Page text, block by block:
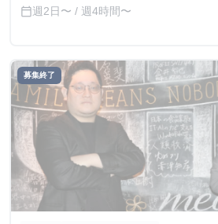
calendar_today週2日〜 / 週4時間〜
募集終了